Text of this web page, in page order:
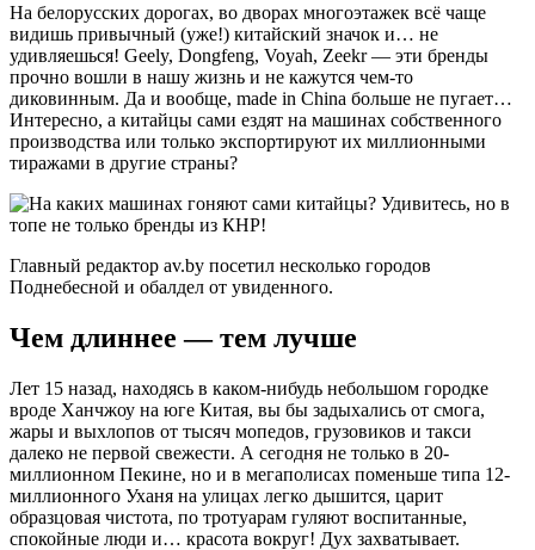
На белорусских дорогах, во дворах многоэтажек всё чаще
видишь привычный (уже!) китайский значок и… не
удивляешься! Geely, Dongfeng, Voyah, Zeekr — эти бренды
прочно вошли в нашу жизнь и не кажутся чем-то
диковинным. Да и вообще, made in China больше не пугает…
Интересно, а китайцы сами ездят на машинах собственного
производства или только экспортируют их миллионными
тиражами в другие страны?
Главный редактор av.by посетил несколько городов
Поднебесной и обалдел от увиденного.
Чем длиннее — тем лучше
Лет 15 назад, находясь в каком-нибудь небольшом городке
вроде Ханчжоу на юге Китая, вы бы задыхались от смога,
жары и выхлопов от тысяч мопедов, грузовиков и такси
далеко не первой свежести. А сегодня не только в 20-
миллионном Пекине, но и в мегаполисах поменьше типа 12-
миллионного Уханя на улицах легко дышится, царит
образцовая чистота, по тротуарам гуляют воспитанные,
спокойные люди и… красота вокруг! Дух захватывает.